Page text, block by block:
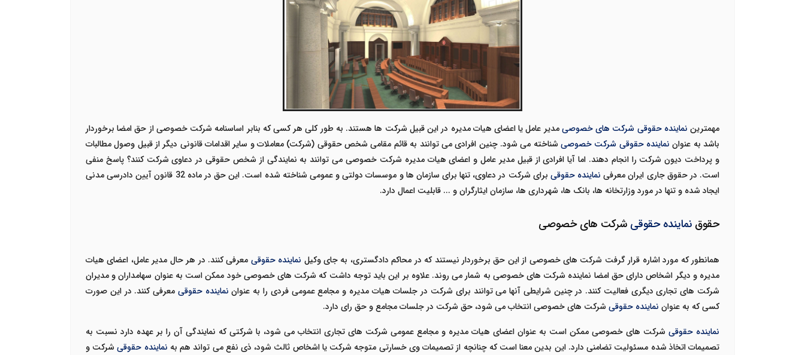
مهمترین نماینده حقوقی شرکت های خصوصیمدیر عامل یا اعضای هیات مدیره در این قبیل شرکت ها هستند. به طور کلی هر کسی که بنابر اساسنامه شرکت خصوصی از حق امضا برخوردار
باشد به عنوان نماینده حقوقی شرکت خصوصیشناخته می شود. چنین افرادی می توانند به قائم مقامی شخص حقوقی (شرکت) معاملات و سایر اقدامات قانونی دیگر از قبیل وصول مطالبات
و پرداخت دیون شرکت را انجام دهند. اما آیا افرادی از قبیل مدیر عامل و اعضای هیات مدیره شرکت خصوصی می توانند به نمایندگی از شخص حقوقی در دعاوی شرکت کنند؟ پاسخ منفی
است. در حقوق جاری ایران معرفی نماینده حقوقی
برای شرکت در دعاوی، تنها برای سازمان ها و موسسات دولتی و عمومی شناخته شده است. این حق در ماده 32 قانون آیین دادرسی مدنی
ایجاد شده و تنها در مورد وزارتخانه ها، بانک ها، شهرداری ها، سازمان ایثارگران و ... قابلیت اعمال دارد.
حقوق نماینده حقوقی شرکت های خصوصی
همانطور که مورد اشاره قرار گرفت شرکت های خصوصی از این حق برخوردار نیستند که در محاکم دادگستری، به جای وکیل نماینده حقوقی معرفی کنند. در هر حال مدیر عامل، اعضای هیات
مدیره و دیگر اشخاص دارای حق امضا نماینده شرکت های خصوصی به شمار می روند. علاوه بر این باید توجه داشت که شرکت های خصوصی خود ممکن است به عنوان سهامداران و مدیران
شرکت های تجاری دیگری فعالیت کنند. در چنین شرایطی آنها می توانند برای شرکت در جلسات هیات مدیره و مجامع عمومی فردی را به عنوان نماینده حقوقی معرفی کنند. در این صورت
کسی که به عنوان نماینده حقوقیشرکت های خصوصی انتخاب می شود، حق شرکت در جلسات مجامع و حق رای دارد.
نماینده حقوقی شرکت های خصوصی ممکن است به عنوان اعضای هیات مدیره و مجامع عمومی شرکت های تجاری انتخاب می شود، با شرکتی که نمایندگی آن را بر عهده دارد نسبت به
تصمیمات اتخاذ شده مسئولیت تضامنی دارد. این بدین معنا است که چنانچه از تصمیمات وی خسارتی متوجه شرکت یا اشخاص ثالث شود، ذی نفع می تواند هم به نماینده حقوقیشرکت و